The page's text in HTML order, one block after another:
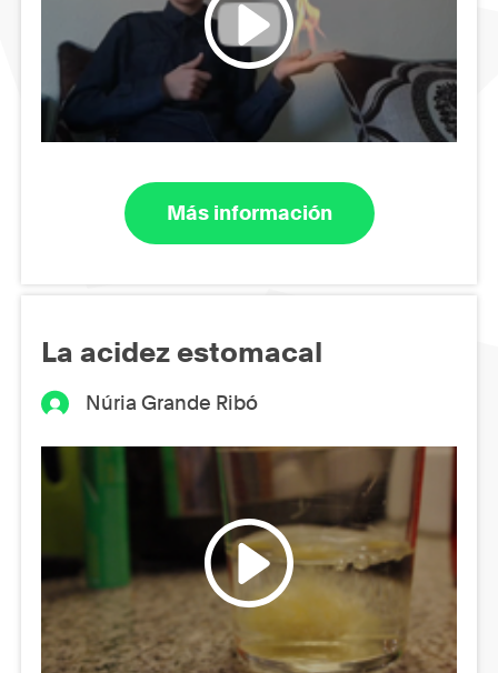
Más información
La acidez estomacal
Núria Grande Ribó